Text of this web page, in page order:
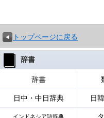
トップページに戻る
辞書
辞書
日中・中日辞典 日
インドネシア語辞典